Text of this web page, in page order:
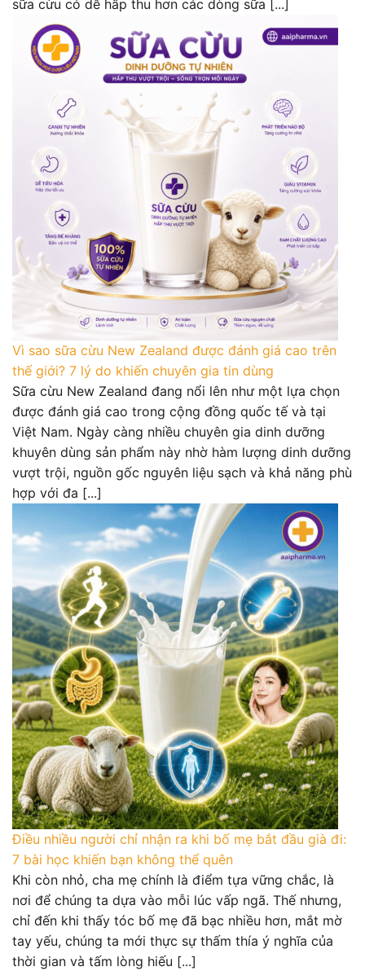
sữa cừu có dễ hấp thu hơn các dòng sữa [...]
Vì sao sữa cừu New Zealand được đánh giá cao trên
thế giới? 7 lý do khiến chuyên gia tin dùng
Sữa cừu New Zealand đang nổi lên như một lựa chọn
được đánh giá cao trong cộng đồng quốc tế và tại
Việt Nam. Ngày càng nhiều chuyên gia dinh dưỡng
khuyên dùng sản phẩm này nhờ hàm lượng dinh dưỡng
vượt trội, nguồn gốc nguyên liệu sạch và khả năng phù
hợp với đa [...]
Điều nhiều người chỉ nhận ra khi bố mẹ bắt đầu già đi:
7 bài học khiến bạn không thể quên
Khi còn nhỏ, cha mẹ chính là điểm tựa vững chắc, là
nơi để chúng ta dựa vào mỗi lúc vấp ngã. Thế nhưng,
chỉ đến khi thấy tóc bố mẹ đã bạc nhiều hơn, mắt mờ
tay yếu, chúng ta mới thực sự thấm thía ý nghĩa của
thời gian và tấm lòng hiếu [...]